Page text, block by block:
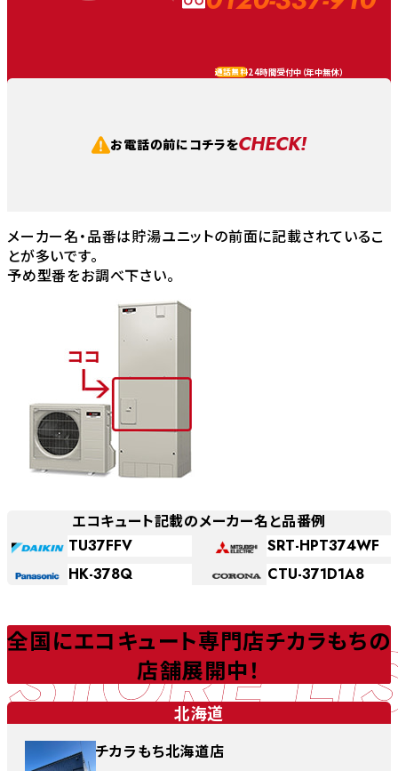
通話無料24時間受付中（年中無休）
お電話の前にコチラをCHECK!
メーカー名・品番は貯湯ユニットの前面に記載されているこ
とが多いです。
予め型番をお調べ下さい。
エコキュート記載のメーカー名と品番例
TU37FFV
SRT-HPT374WF
HK-378Q
CTU-371D1A8
STORE
全国にエコキュート専門店チカラもちの
店舗展開中！
北海道
チカラもち北海道店